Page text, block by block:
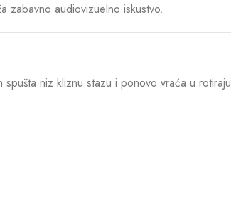
zabavno audiovizuelno iskustvo.
spušta niz kliznu stazu i ponovo vraća u